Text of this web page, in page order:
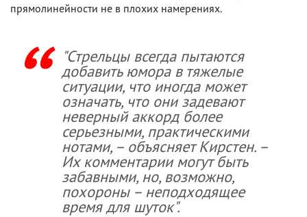
прямолинейности не в плохих намерениях.
"Стрельцы всегда пытаются
добавить юмора в тяжелые
ситуации, что иногда может
означать, что они задевают
неверный аккорд более
серьезными, практическими
нотами, – объясняет Кирстен. –
Их комментарии могут быть
забавными, но, возможно,
похороны – неподходящее
время для шуток".